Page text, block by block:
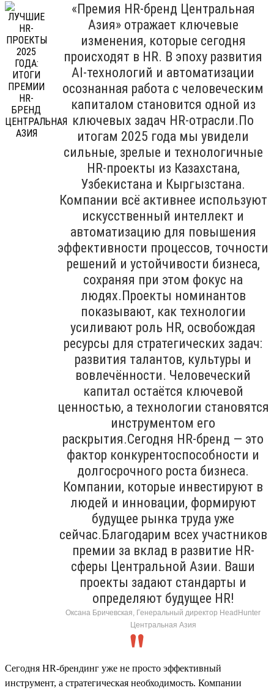
«Премия HR-бренд Центральная
Азия» отражает ключевые
изменения, которые сегодня
происходят в HR. В эпоху развития
AI-технологий и автоматизации
осознанная работа с человеческим
капиталом становится одной из
ключевых задач HR-отрасли.По
итогам 2025 года мы увидели
сильные, зрелые и технологичные
HR-проекты из Казахстана,
Узбекистана и Кыргызстана.
Компании всё активнее используют
искусственный интеллект и
автоматизацию для повышения
эффективности процессов, точности
решений и устойчивости бизнеса,
сохраняя при этом фокус на
людях.Проекты номинантов
показывают, как технологии
усиливают роль HR, освобождая
ресурсы для стратегических задач:
развития талантов, культуры и
вовлечённости. Человеческий
капитал остаётся ключевой
ценностью, а технологии становятся
инструментом его
раскрытия.Сегодня HR-бренд — это
фактор конкурентоспособности и
долгосрочного роста бизнеса.
Компании, которые инвестируют в
людей и инновации, формируют
будущее рынка труда уже
сейчас.Благодарим всех участников
премии за вклад в развитие HR-
сферы Центральной Азии. Ваши
проекты задают стандарты и
определяют будущее HR!
Оксана Бричевская, Генеральный директор HeadHunter
Центральная Азия
Сегодня HR-брендинг уже не просто эффективный
инструмент, а стратегическая необходимость. Компании